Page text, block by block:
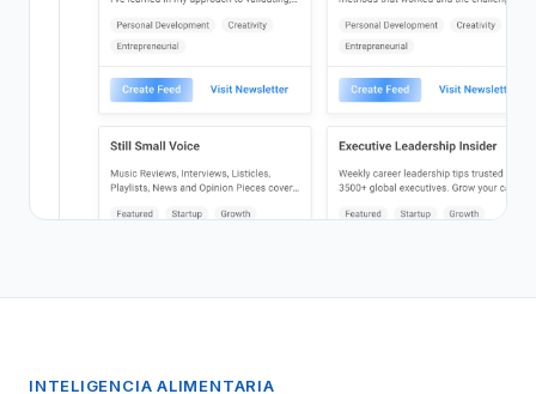
INTELIGENCIA ALIMENTARIA